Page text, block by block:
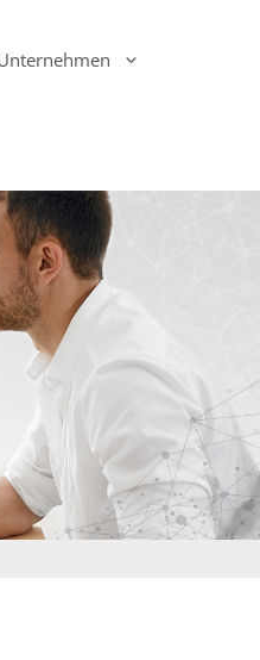
Development Kit (SDK)
infsoft Web Services